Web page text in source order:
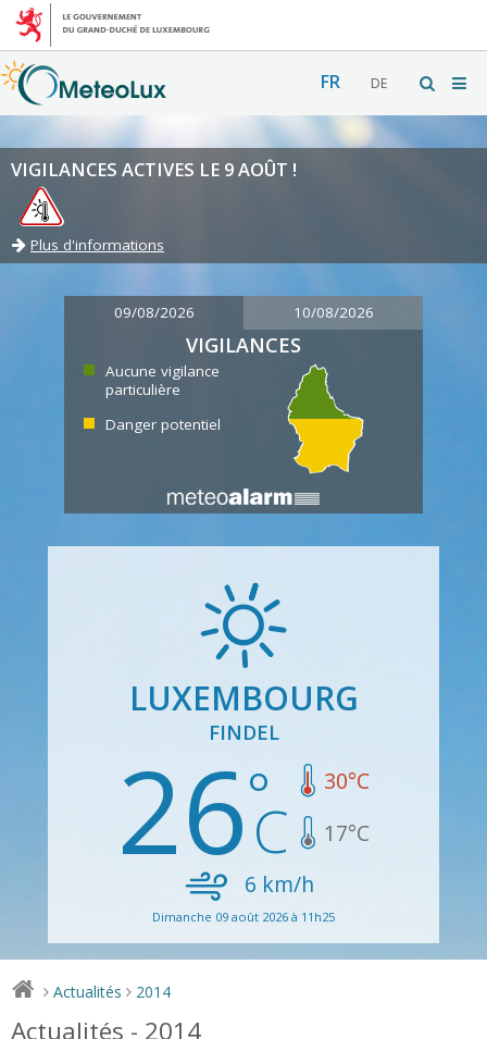
FR DE
VIGILANCES ACTIVES LE 9 AOÛT !
Plus d'informations
09/08/2026 10/08/2026
VIGILANCES
Aucune vigilance
particulière
Danger potentiel
LUXEMBOURG
FINDEL
26 30°C
17°C
6 km/h
Dimanche 09 août 2026 à 11h25
> Actualités > 2014
Actualités - 2014